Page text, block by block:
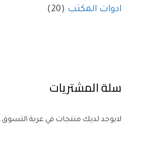
ادوات المكتب (20)
سلة المشتريات
لايوجد لديك منتجات في عربة التسوق.